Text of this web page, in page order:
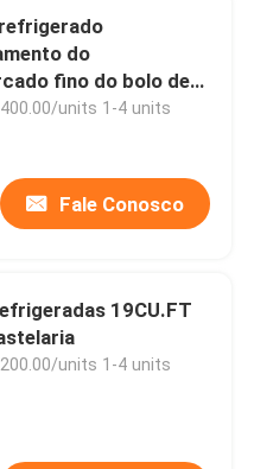
do
fino do bolo de
units 1-4 units
Fale Conosco
19CU.FT
units 1-4 units